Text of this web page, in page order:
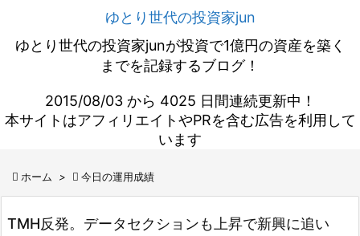
ゆとり世代の投資家jun
ゆとり世代の投資家junが投資で1億円の資産を築く
までを記録するブログ！
2015/08/03 から 4025 日間連続更新中！
本サイトはアフィリエイトやPRを含む広告を利用して
います
 ホーム >  今日の運用成績
TMH反発。データセクションも上昇で新興に追い